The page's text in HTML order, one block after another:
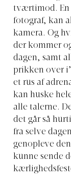
tværtimod. En
fotograf, kan
kamera. Og
der kommer
dagen, samt
prikken over
et rus af
kan huske
alle talerne.
det går så
fra selve
genopleve
kunne sende